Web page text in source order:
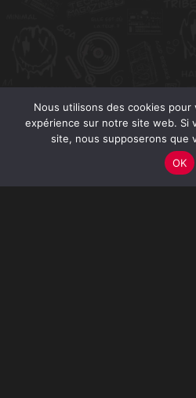
Nous utilisons des cookies pour
expérience sur notre site web. Si
site, nous supposerons que
OK